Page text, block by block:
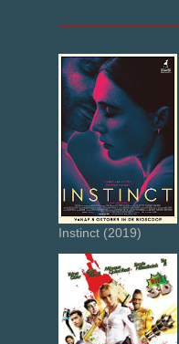
Instinct (2019)